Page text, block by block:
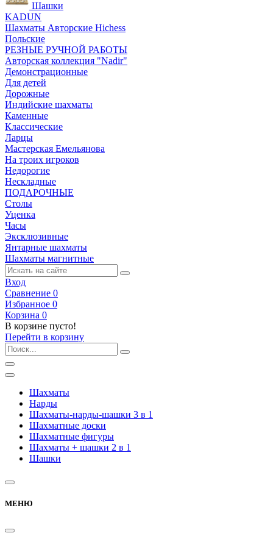
Шашки
KADUN
Шахматы Авторские Hichess
Польские
РЕЗНЫЕ РУЧНОЙ РАБОТЫ
Авторская коллекция "Nadir"
Демонстрационные
Для детей
Дорожные
Индийские шахматы
Каменные
Классические
Ларцы
Мастерская Емельянова
На троих игроков
Недорогие
Нескладные
ПОДАРОЧНЫЕ
Столы
Уценка
Часы
Эксклюзивные
Янтарные шахматы
Шахматы магнитные
Вход
Сравнение 0
Избранное 0
Корзина 0
В корзине пусто!
Перейти в корзину
Шахматы
Нарды
Шахматы-нарды-шашки 3 в 1
Шахматные доски
Шахматные фигуры
Шахматы + шашки 2 в 1
Шашки
МЕНЮ